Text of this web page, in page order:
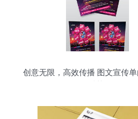
创意无限，高效传播 图文宣传